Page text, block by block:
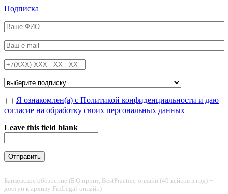
Перейти к основному содержанию
Подписка
ФИО*
Email*
Телефон*
Подписка на*
Обработка персональных данных*
Я ознакомлен(а) с Политикой конфиденциальности и даю
согласие на обработку своих персональных данных
Leave this field blank
Банковское обозрение (Б.О принт, BestPractice-онлайн (40 кейсов в год) +
доступ к архиву FinLegal-онлайн)